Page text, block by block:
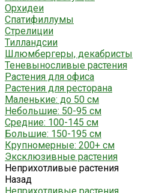
Орхидеи
Спатифиллумы
Стрелиции
Тилландсии
Шлюмбергеры, декабристы
Теневыносливые растения
Растения для офиса
Растения для ресторана
Маленькие: до 50 см
Небольшие: 50-95 см
Средние: 100-145 см
Большие: 150-195 см
Крупномерные: 200+ см
Эксклюзивные растения
Неприхотливые растения
Назад